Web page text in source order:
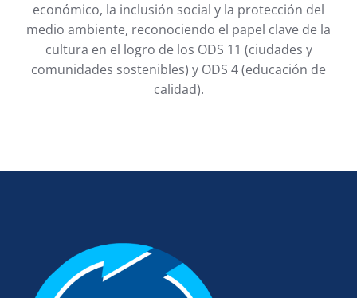
económico, la inclusión social y la protección del
medio ambiente, reconociendo el papel clave de la
cultura en el logro de los ODS 11 (ciudades y
comunidades sostenibles) y ODS 4 (educación de
calidad).